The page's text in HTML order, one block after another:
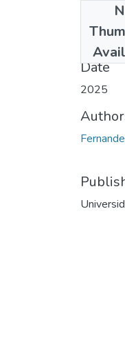
Date
2025